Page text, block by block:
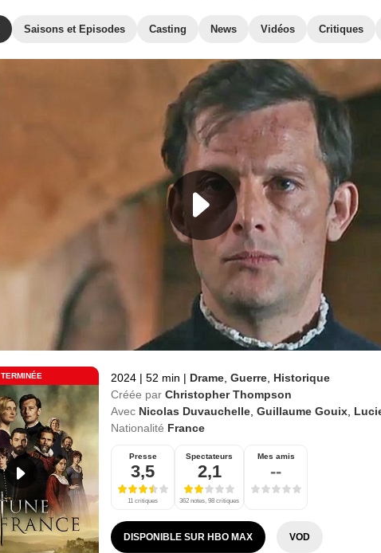
Saisons et Episodes Casting News Vidéos Critiques
TERMINÉE 2024 | 52 min | Drame Guerre Historique
Créée par Christopher Thompson
Avec Nicolas Duvauchelle Guillaume Gouix
Nationalité France
Presse
3,5
11 critiques
Spectateurs
2,1
362 notes, 98 critiques
Mes amis
--
DISPONIBLE SUR HBO MAX VOD